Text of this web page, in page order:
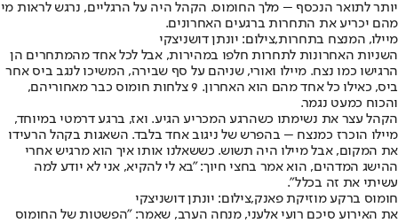
יותר לתואר הנכסף – מלך החומוס. הקהל היה על הרגליים, נרגש לראות מי
מהם יכריע את התחרות ברגעים האחרונים.
מיילו, המנצח בתחרות,צילום: יונתן דושניצקי
השניות האחרונות לתחרות חלפו במהירות, אבל לכל אחד מהמתחרים הן
הרגישו כמו נצח. מיילו ואורי, שניהם על סף שבירה, המשיכו לנגב ביס אחר
ביס, כאילו כל אחד מהם הוא האחרון. 9 צלחות חומוס כבר מאחוריהם,
והכוח כמעט נגמר.
הקהל עצר את נשימתו כשהרגע המכריע הגיע. ואז, ברגע דרמטי במיוחד,
מיילו הוכרז כמנצח – בהפרש של ניגוב אחד בלבד. השאגות בקהל הרעידו
את המקום, אבל מיילו היה תשוש. כששאלנו אותו איך הוא מרגיש אחרי
ההישג המדהים, הוא אמר בחצי חיוך: "בא לי להקיא, אני לא יודע למה
עשיתי את זה בכלל".
חומוס ברקע מוזיקת פאנק,צילום: יונתן דושניצקי
את האירוע סיכם רועי אלעני, מנחה הערב, שאמר: "הפשטות של החומוס